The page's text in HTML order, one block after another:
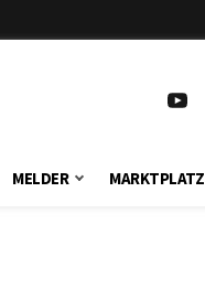
MELDER MARKTPLATZ